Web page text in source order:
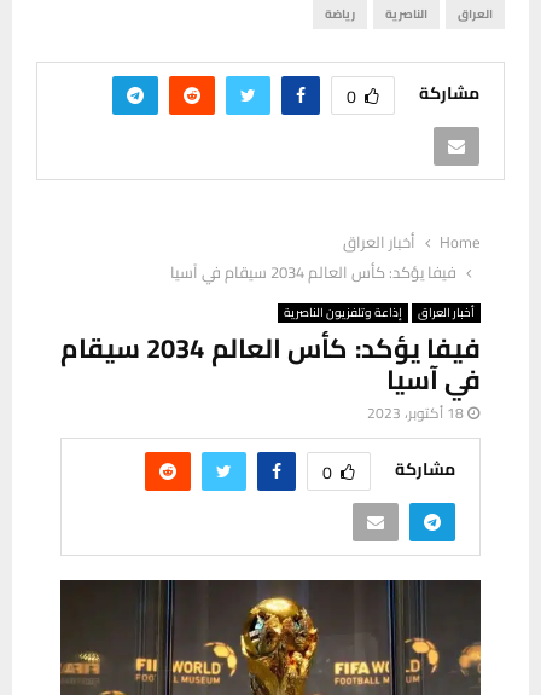
العراق الناصرية رياضة
مشاركة 0
Home
أخبار العراق
فيفا يؤكد: كأس العالم 2034 سيقام في آسيا
أخبار العراق إذاعة وتلفزيون الناصرية
فيفا يؤكد: كأس العالم 2034 سيقام
في آسيا
18 أكتوبر، 2023
مشاركة 0